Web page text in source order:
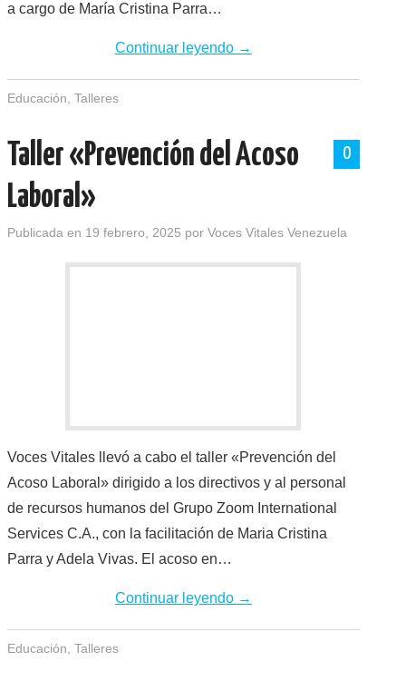
a cargo de María Cristina Parra…
Continuar leyendo →
Educación Talleres
0
Taller «Prevención del Acoso
Laboral»
Publicada en 19 febrero, 2025 por Voces Vitales Venezuela
Voces Vitales llevó a cabo el taller «Prevención del
Acoso Laboral» dirigido a los directivos y al personal
de recursos humanos del Grupo Zoom International
Services C.A., con la facilitación de Maria Cristina
Parra y Adela Vivas. El acoso en…
Continuar leyendo →
Educación Talleres